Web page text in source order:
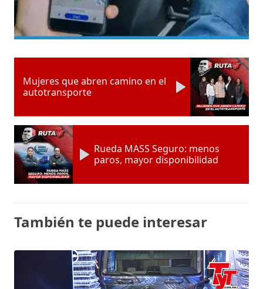
Mujeres que abren camino en el
autotransporte
Rueda MASS Seguro: menos
paros, mayor disponibilidad
También te puede interesar